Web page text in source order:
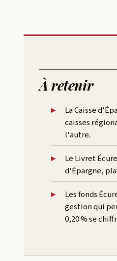
À retenir
La Caisse
caisses
l'autre.
Le Livret
d'Épargne,
Les fonds
gestion qui
0,20 % se